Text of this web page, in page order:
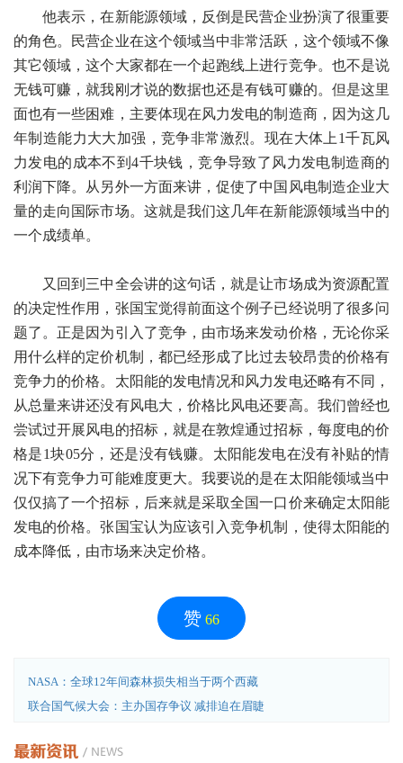
他表示，在新能源领域，反倒是民营企业扮演了很重要
的角色。民营企业在这个领域当中非常活跃，这个领域不像
其它领域，这个大家都在一个起跑线上进行竞争。也不是说
无钱可赚，就我刚才说的数据也还是有钱可赚的。但是这里
面也有一些困难，主要体现在风力发电的制造商，因为这几
年制造能力大大加强，竞争非常激烈。现在大体上1千瓦风
力发电的成本不到4千块钱，竞争导致了风力发电制造商的
利润下降。从另外一方面来讲，促使了中国风电制造企业大
量的走向国际市场。这就是我们这几年在新能源领域当中的
一个成绩单。
又回到三中全会讲的这句话，就是让市场成为资源配置
的决定性作用，张国宝觉得前面这个例子已经说明了很多问
题了。正是因为引入了竞争，由市场来发动价格，无论你采
用什么样的定价机制，都已经形成了比过去较昂贵的价格有
竞争力的价格。太阳能的发电情况和风力发电还略有不同，
从总量来讲还没有风电大，价格比风电还要高。我们曾经也
尝试过开展风电的招标，就是在敦煌通过招标，每度电的价
格是1块05分，还是没有钱赚。太阳能发电在没有补贴的情
况下有竞争力可能难度更大。我要说的是在太阳能领域当中
仅仅搞了一个招标，后来就是采取全国一口价来确定太阳能
发电的价格。张国宝认为应该引入竞争机制，使得太阳能的
成本降低，由市场来决定价格。
赞 66
NASA：全球12年间森林损失相当于两个西藏
联合国气候大会：主办国存争议 减排迫在眉睫